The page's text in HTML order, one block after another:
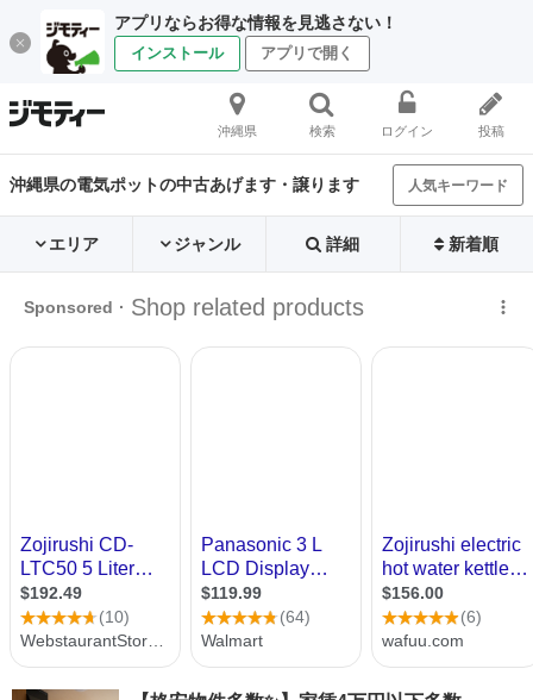
アプリならお得な情報を見逃さない！
インストール アプリで開く
沖縄県 検索 ログイン 投稿
沖縄県の電気ポットの中古あげます・譲ります 人気キーワード
エリア ジャンル 詳細 新着順